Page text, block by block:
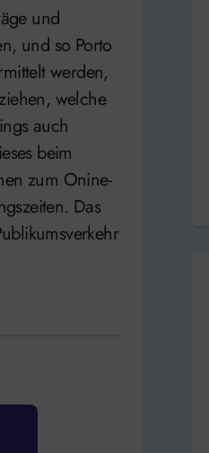
und
und so Porto
werden,
welche
auch
beim
zum Onine-
Das